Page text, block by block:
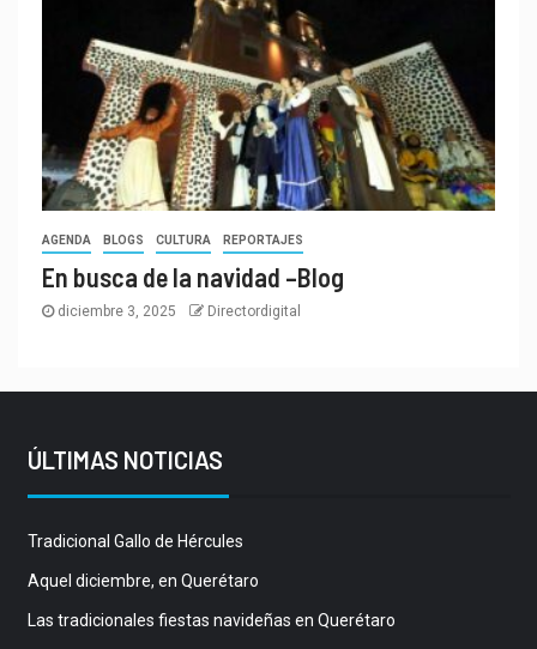
AGENDA BLOGS CULTURA REPORTAJES
En busca de la navidad –Blog
diciembre 3, 2025 Directordigital
ÚLTIMAS NOTICIAS
Tradicional Gallo de Hércules
Aquel diciembre, en Querétaro
Las tradicionales fiestas navideñas en Querétaro